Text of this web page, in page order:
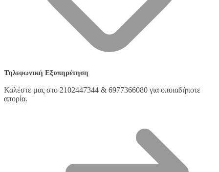
Τηλεφωνική Εξυπηρέτηση
Καλέστε μας στο 2102447344 & 6977366080 για οποιαδήποτε
απορία.